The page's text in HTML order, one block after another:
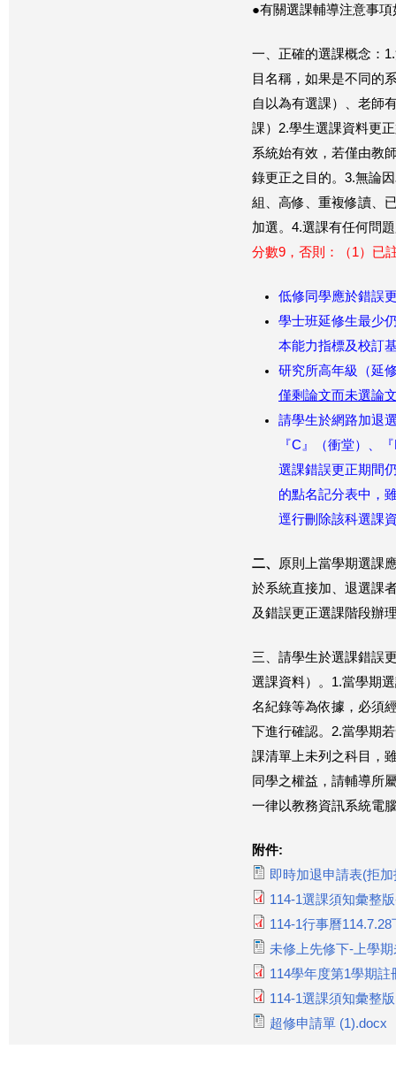
●有關選課輔導注意事項
一、正確的選課概念：
目名稱，如果是不同的
自以為有選課）、老師
課）2.學生選課資料更
系統始有效，若僅由教
錄更正之目的。3.無論
組、高修、重複修讀、
加選。4.選課有任何問
分數9，否則：（1）已
低修同學應於錯誤
學士班延修生最少
本能力指標及校訂
研究所高年級（延
僅剩論文而未選論
請學生於網路加退
『C』（衝堂）、
選課錯誤更正期間
的點名記分表中，
逕行刪除該科選課
二、
原則上當學期選課
於系統直接加、退選課
及錯誤更正選課階段辦
三、請學生於選課錯誤
選課資料）。1.當學期
名紀錄等為依據，必須
下進行確認。2.當學期
課清單上未列之科目，
同學之權益， 請輔導所
一律以教務資訊系統電
附件:
即時加退申請表(拒
114-1選課須知彙整
114-1行事曆114.7.28
未修上先修下-上學
114學年度第1學期
114-1選課須知彙整
超修申請單 (1).docx